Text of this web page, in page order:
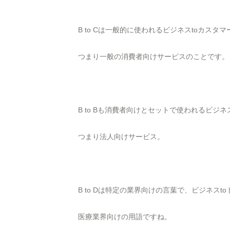
B to Cは一般的に使われるビジネスtoカスタマ
つまり一般の消費者向けサービスのことです。
B to Bも消費者向けとセットで使われるビジネ
つまり法人向けサービス。
B to Dは特定の業界向けの言葉で、ビジネスto
医療業界向けの用語ですね。